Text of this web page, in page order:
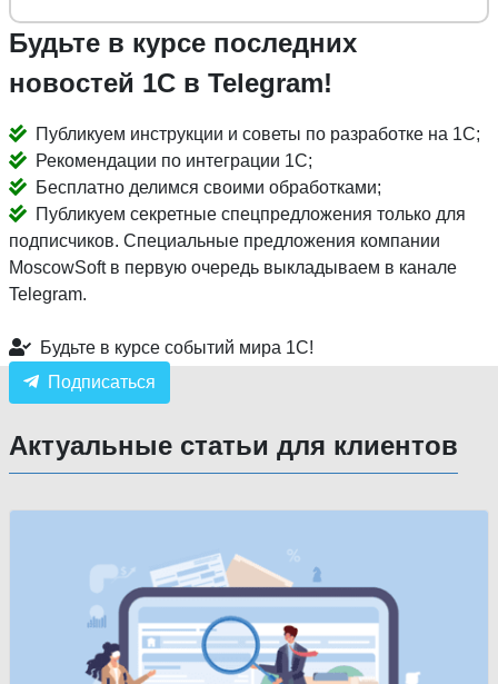
Будьте в курсе последних
новостей 1С в Telegram!
Публикуем инструкции и советы по разработке на 1С;
Рекомендации по интеграции 1С;
Бесплатно делимся своими обработками;
Публикуем секретные спецпредложения только для
подписчиков. Специальные предложения компании
MoscowSoft в первую очередь выкладываем в канале
Telegram.
Будьте в курсе событий мира 1С!
Подписаться
Актуальные статьи для клиентов